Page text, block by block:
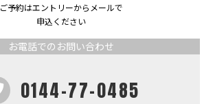
ご予約はエントリーからメールで
申込ください
お電話でのお問い合わせ
0144-77-0485